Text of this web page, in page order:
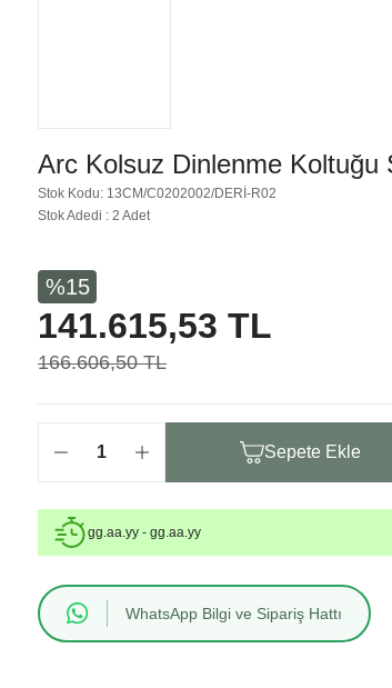
Arc Kolsuz Dinlenme Koltuğu
Stok Kodu: 13CM/C0202002/DERİ-R02
Stok Adedi : 2 Adet
%15
141.615,53 TL
166.606,50 TL
Sepete Ekle
gg.aa.yy - gg.aa.yy
WhatsApp Bilgi ve Sipariş Hattı